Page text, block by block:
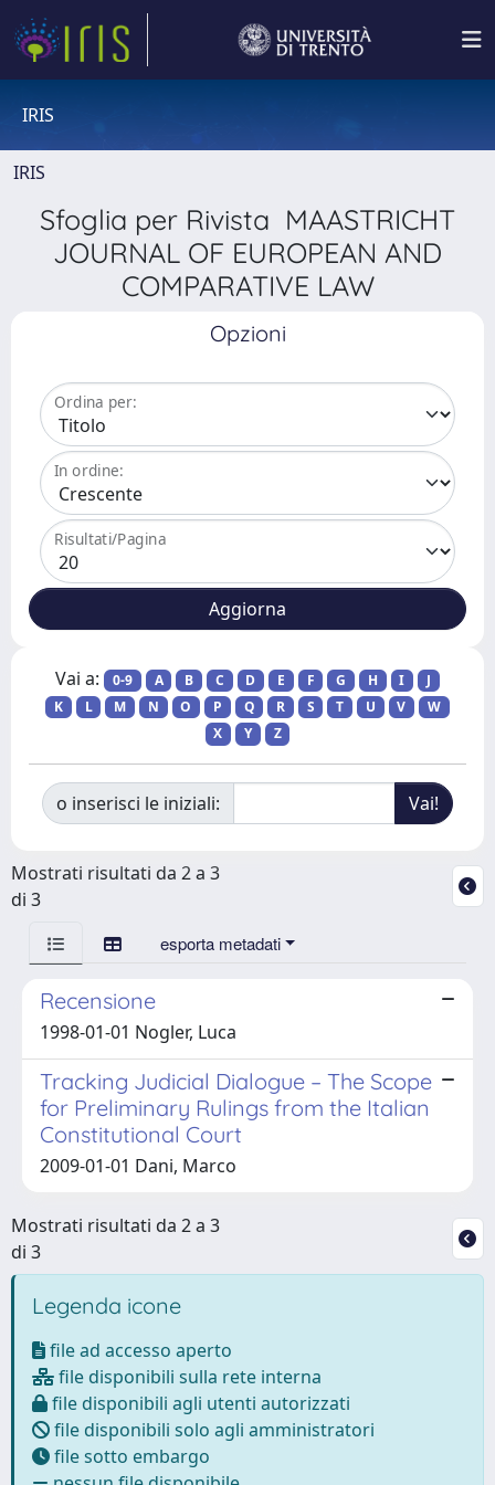
IRIS
IRIS
Sfoglia per Rivista MAASTRICHT
JOURNAL OF EUROPEAN AND
COMPARATIVE LAW
Opzioni
Ordina per:
In ordine:
Risultati/Pagina
Vai a: 0-9 A B C D E F G H I
J
K
L M N O P Q R S T U V
W
X
Y Z
o inserisci le iniziali:
Mostrati risultati da 2 a 3
di 3
esporta metadati
Recensione
1998-01-01 Nogler, Luca
Tracking Judicial Dialogue – The Scope
for Preliminary Rulings from the Italian
Constitutional Court
2009-01-01 Dani, Marco
Mostrati risultati da 2 a 3
di 3
Legenda icone
file ad accesso aperto
file disponibili sulla rete interna
file disponibili agli utenti autorizzati
file disponibili solo agli amministratori
file sotto embargo